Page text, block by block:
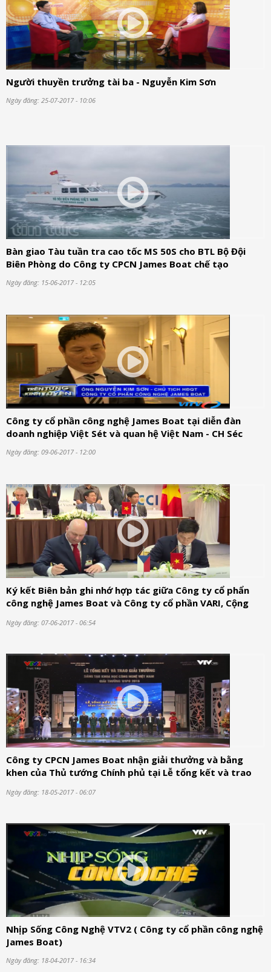
Người thuyền trưởng tài ba - Nguyễn Kim Sơn
Ngày đăng: 25-07-2017 - 10:06
Bàn giao Tàu tuần tra cao tốc MS 50S cho BTL Bộ Đội
Biên Phòng do Công ty CPCN James Boat chế tạo
Ngày đăng: 15-06-2017 - 12:05
Công ty cổ phần công nghệ James Boat tại diễn đàn
doanh nghiệp Việt Sét và quan hệ Việt Nam - CH Séc
Ngày đăng: 09-06-2017 - 12:00
Ký kết Biên bản ghi nhớ hợp tác giữa Công ty cổ phẩn
công nghệ James Boat và Công ty cổ phần VARI, Cộng
Ngày đăng: 07-06-2017 - 06:54
Công ty CPCN James Boat nhận giải thưởng và bằng
khen của Thủ tướng Chính phủ tại Lễ tổng kết và trao
thưởng WIPO 2016
Ngày đăng: 18-05-2017 - 06:07
Nhịp Sống Công Nghệ VTV2 ( Công ty cổ phần công nghệ
James Boat)
Ngày đăng: 18-04-2017 - 16:34